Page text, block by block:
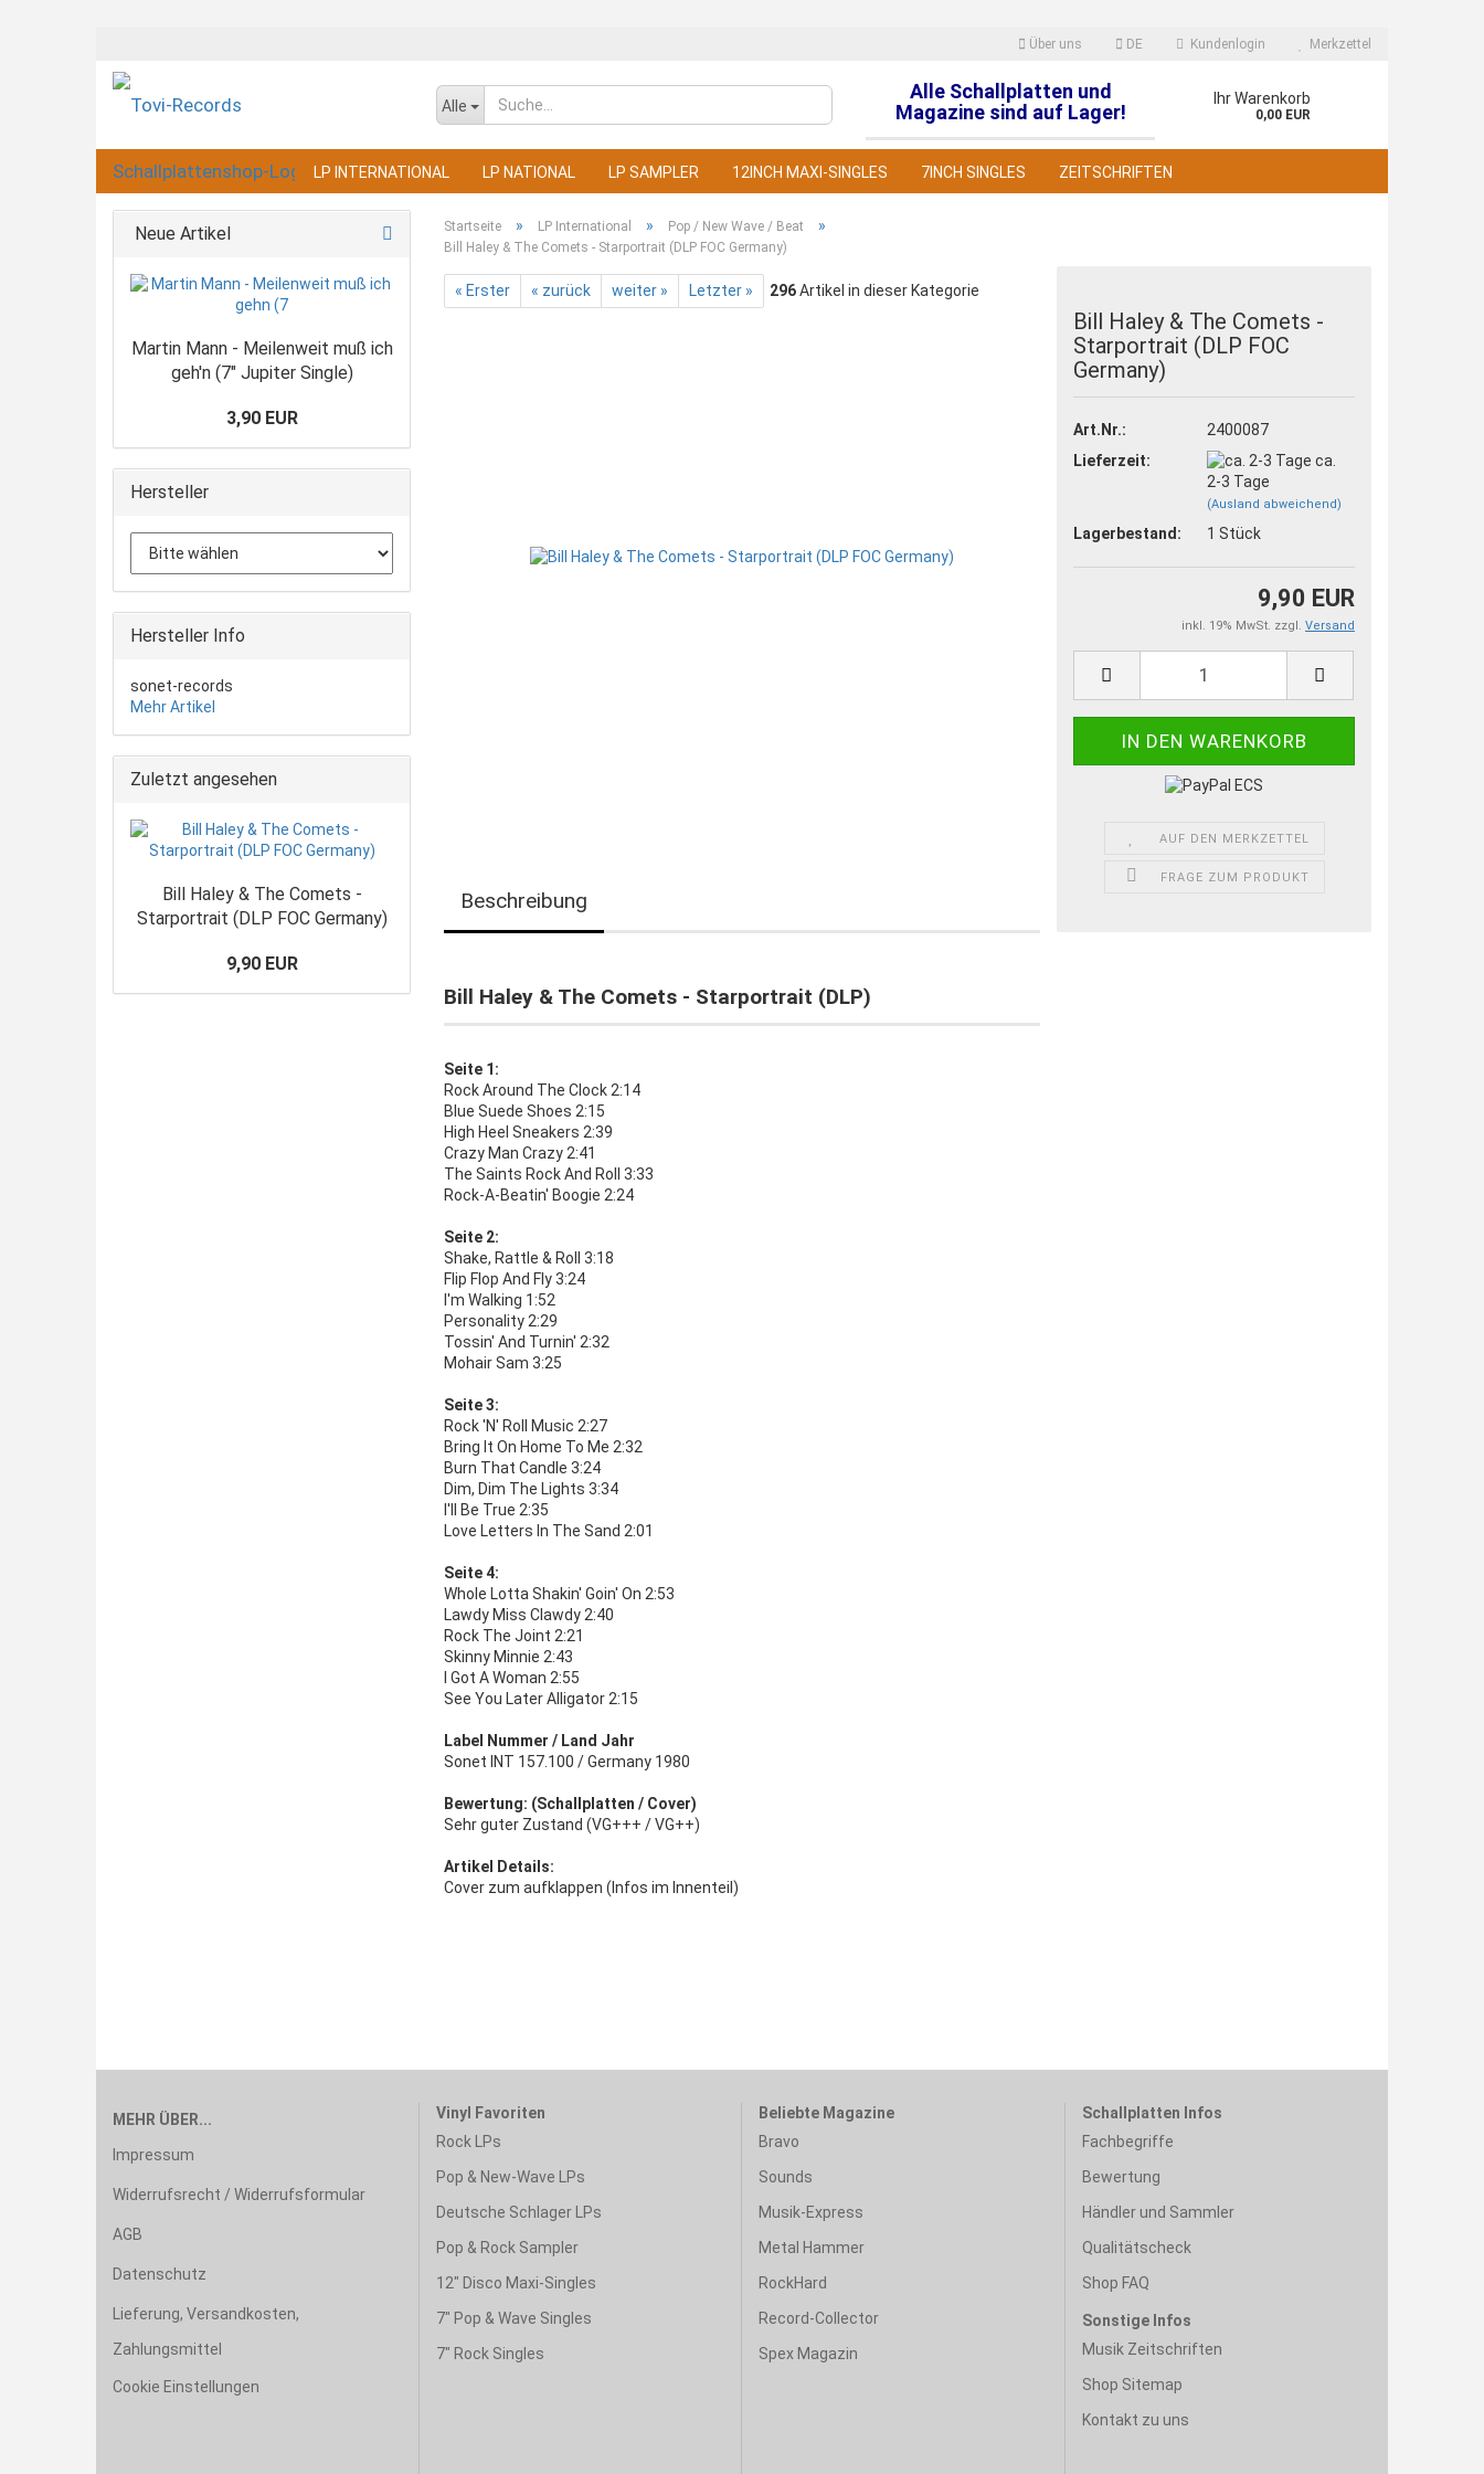
Über uns DE
Sprache auswählen
Kundenlogin
Passwort vergessen?
Merkzettel
Alle
Alle Schallplatten und
Magazine sind auf Lager!
Ihr Warenkorb
0,00 EUR
LP INTERNATIONAL LP NATIONAL LP SAMPLER 12INCH MAXI-SINGLES 7INCH SINGLES ZEITSCHRIFTEN
Startseite » LP International » Pop / New Wave / Beat »
Bill Haley & The Comets - Starportrait (DLP FOC Germany)
« Erster « zurück weiter » Letzter » 296Artikel in dieser Kategorie
Bill Haley & The Comets -
Starportrait (DLP FOC
Germany)
Art.Nr.:
2400087
Lieferzeit:
ca.
2-3 Tage
(Ausland abweichend)
Lagerbestand: 1Stück
9,90 EUR
inkl. 19% MwSt. zzgl. Versand
AUF DEN MERKZETTEL
FRAGE ZUM PRODUKT
Beschreibung
Bill Haley & The Comets - Starportrait (DLP)
Seite 1:
Rock Around The Clock 2:14
Blue Suede Shoes 2:15
High Heel Sneakers 2:39
Crazy Man Crazy 2:41
The Saints Rock And Roll 3:33
Rock-A-Beatin' Boogie 2:24
Seite 2:
Shake, Rattle & Roll 3:18
Flip Flop And Fly 3:24
I'm Walking 1:52
Personality 2:29
Tossin' And Turnin' 2:32
Mohair Sam 3:25
Seite 3:
Rock 'N' Roll Music 2:27
Bring It On Home To Me 2:32
Burn That Candle 3:24
Dim, Dim The Lights 3:34
I'll Be True 2:35
Love Letters In The Sand 2:01
Seite 4:
Whole Lotta Shakin' Goin' On 2:53
Lawdy Miss Clawdy 2:40
Rock The Joint 2:21
Skinny Minnie 2:43
I Got A Woman 2:55
See You Later Alligator 2:15
Label Nummer / Land Jahr
Sonet INT 157.100 / Germany 1980
Bewertung: (Schallplatten / Cover)
Sehr guter Zustand (VG+++ / VG++)
Artikel Details:
Cover zum aufklappen (Infos im Innenteil)
Neue Artikel
Martin Mann - Meilenweit muß ich
geh'n (7" Jupiter Single)
3,90 EUR
Hersteller
Hersteller Info
sonet-records
Mehr Artikel
Zuletzt angesehen
Bill Haley & The Comets -
Starportrait (DLP FOC Germany)
9,90 EUR
MEHR ÜBER...
Impressum
Widerrufsrecht / Widerrufsformular
AGB
Datenschutz
Lieferung, Versandkosten,
Zahlungsmittel
Cookie Einstellungen
Vinyl Favoriten
Rock LPs
Pop & New-Wave LPs
Deutsche Schlager LPs
Pop & Rock Sampler
12" Disco Maxi-Singles
7" Pop & Wave Singles
7" Rock Singles
Beliebte Magazine
Bravo
Sounds
Musik-Express
Metal Hammer
RockHard
Record-Collector
Spex Magazin
Schallplatten Infos
Fachbegriffe
Bewertung
Händler und Sammler
Qualitätscheck
Shop FAQ
Sonstige Infos
Musik Zeitschriften
Shop Sitemap
Kontakt zu uns